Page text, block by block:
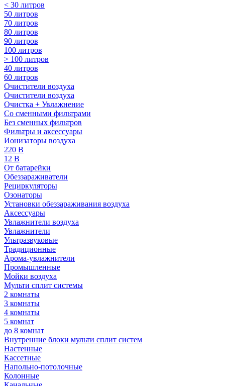
< 30 литров
50 литров
70 литров
80 литров
90 литров
100 литров
> 100 литров
40 литров
60 литров
Очистители воздуха
Очистители воздуха
Очистка + Увлажнение
Cо сменными фильтрами
Без сменных фильтров
Фильтры и аксессуары
Ионизаторы воздуха
220 В
12 В
От батарейки
Обеззараживатели
Рециркуляторы
Озонаторы
Установки обеззараживания воздуха
Аксессуары
Увлажнители воздуха
Увлажнители
Ультразвуковые
Традиционные
Арома-увлажнители
Промышленные
Мойки воздуха
Мульти сплит системы
2 комнаты
3 комнаты
4 комнаты
5 комнат
до 8 комнат
Внутренние блоки мульти сплит систем
Настенные
Кассетные
Напольно-потолочные
Колонные